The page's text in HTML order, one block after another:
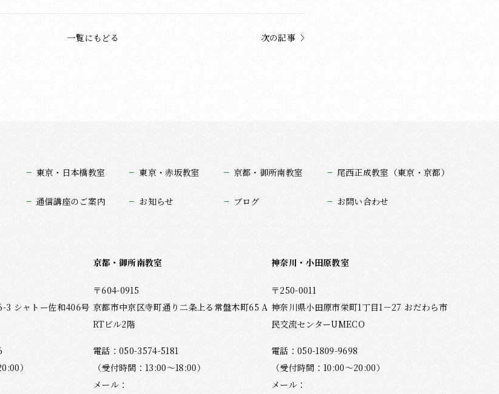
一覧にもどる 次の記事
東京・日本橋教室 東京・赤坂教室 京都・御所南教室 尾西正成教室（東京・京都）
通信講座のご案内 お知らせ ブログ お問い合わせ
3 シャトー佐和406号
）
京都・御所南教室
〒604-0915
京都市中京区寺町通り二条上る常盤木町65 A
RTビル2階
電話：050-3574-5181
（受付時間：13:00～18:00）
メール：
神奈川・小田原教室
〒250-0011
神奈川県小田原市栄町1丁目1－27 おだわら市
民交流センターUMECO
電話：050-1809-9698
（受付時間：10:00～20:00）
メール：